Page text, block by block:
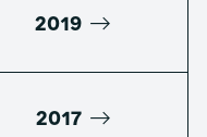
2019
2017